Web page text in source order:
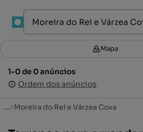
Filtros 3
1-0 de 0 anúncios
Ordem dos anúncios
Mapa
1-0 de 0 anúncios
Ordem dos anúncios
... Moreira do Rei e Várzea Cova